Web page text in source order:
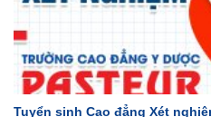
Tuyển sinh Cao đẳng Xét